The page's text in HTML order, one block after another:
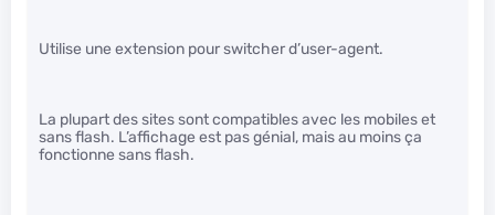
Utilise une extension pour switcher d’user-agent.
La plupart des sites sont compatibles avec les mobiles et
sans flash. L’affichage est pas génial, mais au moins ça
fonctionne sans flash.